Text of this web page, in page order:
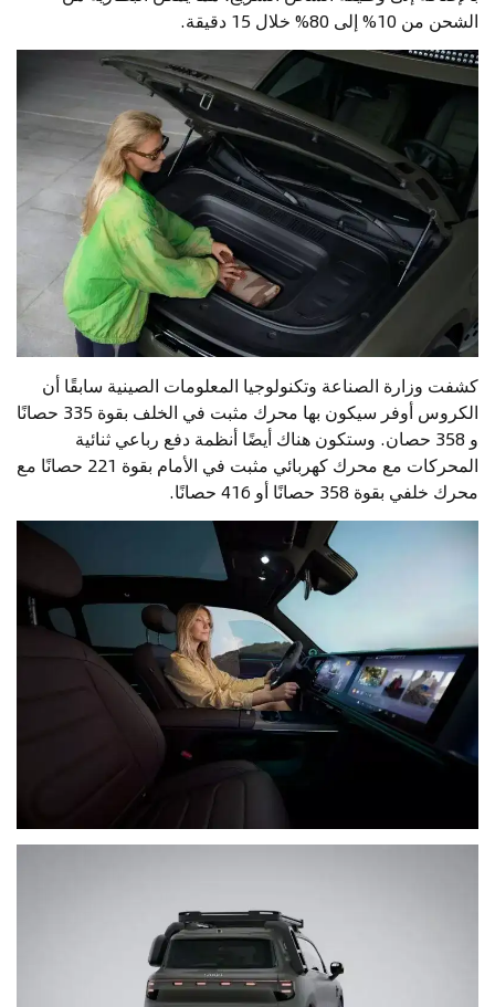
الشحن من 10% إلى 80% خلال 15 دقيقة.
كشفت وزارة الصناعة وتكنولوجيا المعلومات الصينية سابقًا أن
الكروس أوفر سيكون بها محرك مثبت في الخلف بقوة 335 حصانًا
و 358 حصان. وستكون هناك أيضًا أنظمة دفع رباعي ثنائية
المحركات مع محرك كهربائي مثبت في الأمام بقوة 221 حصانًا مع
محرك خلفي بقوة 358 حصانًا أو 416 حصانًا.